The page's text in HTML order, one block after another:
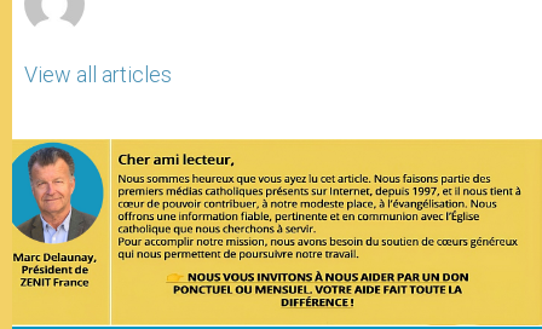
View all articles